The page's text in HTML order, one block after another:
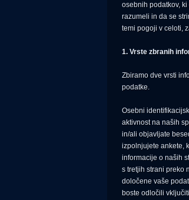
osebnih podatkov,
razumeli in da se
temi pogoji v celoti,
1. Vrste zbranih
Zbiramo dve vrsti
podatke.
Osebni
aktivnost na naših
in/ali objavljate
izpolnjujete ankete,
informacije o naših
s tretjih strani preko
določene vaše
boste odločili